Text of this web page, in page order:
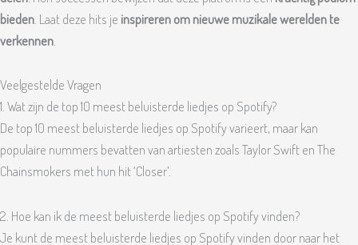
bieden . Laat deze hits je inspireren om nieuwe muzikale werelden te
verkennen
Veelgestelde Vragen
1. Wat zijn de top 10 meest beluisterde liedjes op Spotify?
De top 10 meest beluisterde liedjes op Spotify varieert, maar kan
populaire nummers bevatten van artiesten zoals Taylor Swift en The
Chainsmokers met hun hit ‘Closer’.
2. Hoe kan ik de meest beluisterde liedjes op Spotify vinden?
Je kunt de meest beluisterde liedjes op Spotify vinden door naar het